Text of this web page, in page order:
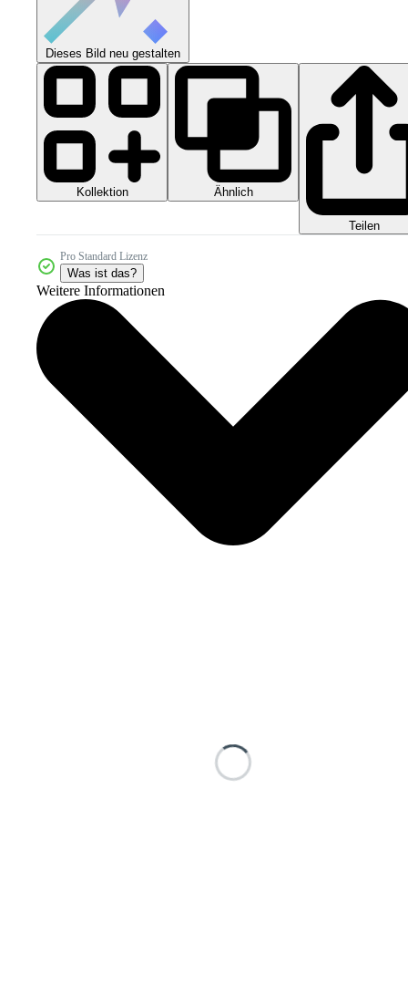
Dieses Bild neu gestalten
Kollektion Ähnlich
Teilen
Pro Standard Lizenz
Was ist das?
Weitere Informationen